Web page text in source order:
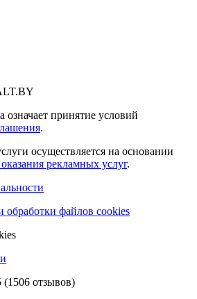
означает принятие условий
.
осуществляется на основании
рекламных услуг.
файлов cookies
(1506 отзывов)